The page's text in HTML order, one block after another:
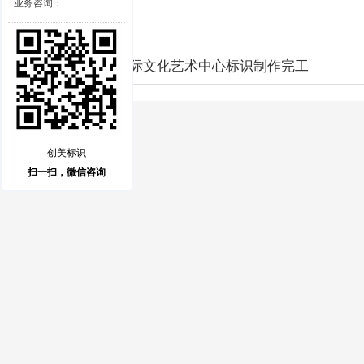
西安浐灞丝路国际文化艺术中心标识制作完工
业务咨询：
创美标识
扫一扫，微信咨询